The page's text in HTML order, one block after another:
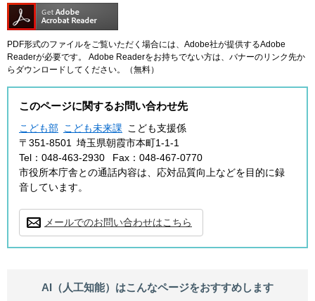
PDF形式のファイルをご覧いただく場合には、Adobe社が提供するAdobe
Readerが必要です。
Adobe Readerをお持ちでない方は、バナーのリンク先か
らダウンロードしてください。（無料）
このページに関するお問い合わせ先
こども部 こども未来課 こども支援係
〒351-8501 埼玉県朝霞市本町1-1-1
Tel：048-463-2930
Fax：048-467-0770
市役所本庁舎との通話内容は、応対品質向上などを目的に録
音しています。
メールでのお問い合わせはこちら
AI（人工知能）はこんなページをおすすめします